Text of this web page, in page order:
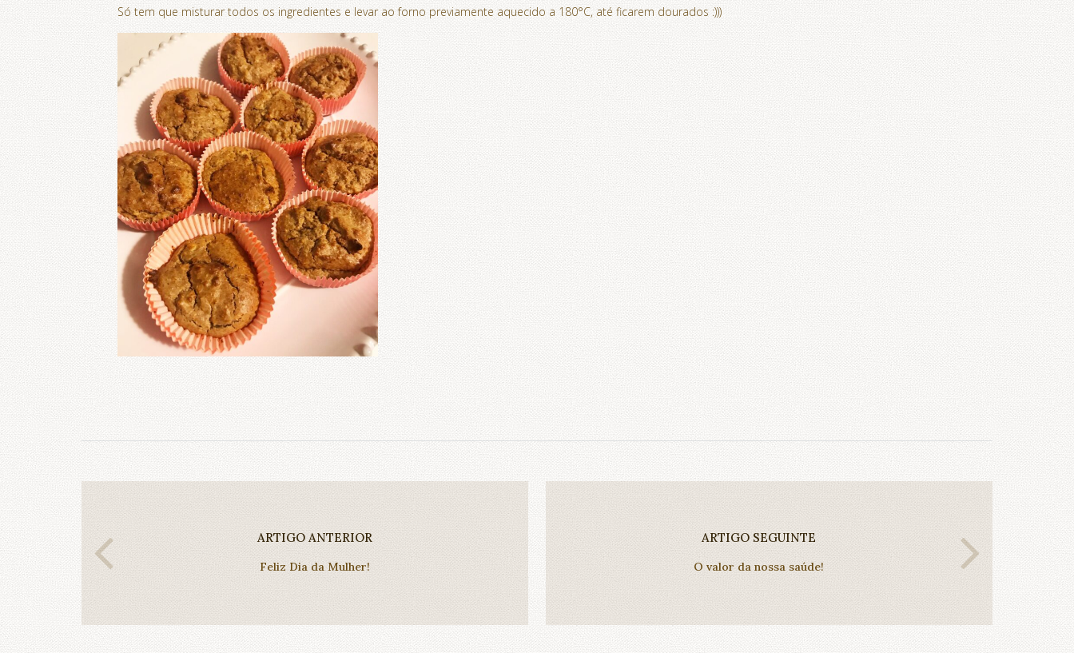
Só tem que misturar todos os ingredientes e levar ao forno previamente aquecido a 180°C, até ficarem dourados :)))
ARTIGO ANTERIOR
Feliz Dia da Mulher!
ARTIGO SEGUINTE
O valor da nossa saúde!